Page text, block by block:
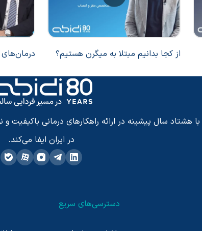
از کجا بدانیم مبتلا به میگرن هستیم؟
هشتاد سال پیشینه در ارائه راهکارهای درمانی باکیفیت و
در ایران ایفا می‌کند.
دسترسی‌های سریع